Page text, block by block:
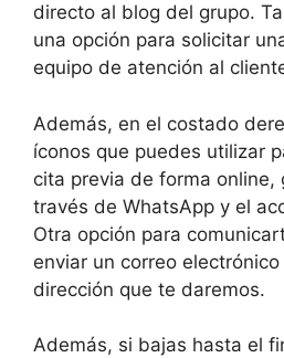
directo al blog del grupo.
una opción para solicitar
equipo de atención al
Además, en el costado
íconos que puedes utilizar
cita previa de forma online,
través de WhatsApp y el
Otra opción para
enviar un correo
dirección que te daremos.
Además, si bajas hasta el